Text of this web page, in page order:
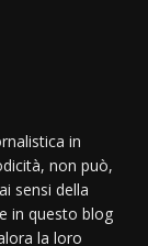
in
non può,
sensi della
in questo blog
la loro